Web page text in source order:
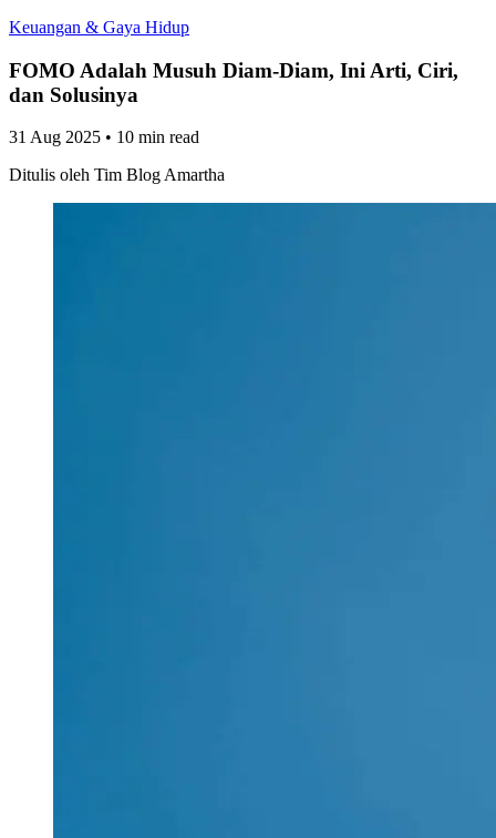
Keuangan & Gaya Hidup
FOMO Adalah Musuh Diam-Diam, Ini Arti, Ciri,
dan Solusinya
31 Aug 2025 • 10 min read
Ditulis oleh Tim Blog Amartha